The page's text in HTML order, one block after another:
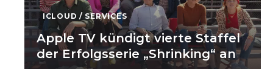
ICLOUD / SERVICES
Apple TV kündigt vierte Staffel
der Erfolgsserie „Shrinking“ an